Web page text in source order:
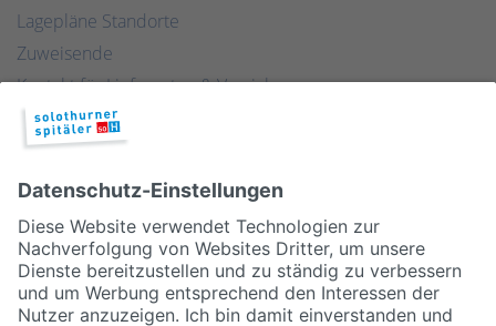
Lagepläne Standorte
Zuweisende
Kontakt für Lieferanten & Versicherungen
Zentralwäscherei
HEBSORG
Spital Club